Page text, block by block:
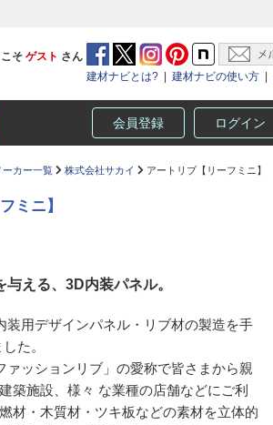
そ ゲスト さん
建材ナビとは?
建材ナビの使い方
会員登録 ログイン
ーカー一覧 株式会社サカイ アートリブ【リーフミニ】
ミニ】
える、3D内装パネル。
装用デザインパネル・リブ材の製造を手
た。
ァッションリブ」の愛称で皆さまから親
築施設、様々 な業種の店舗などにご利
材・木質材・ツキ板などの素材を立体的